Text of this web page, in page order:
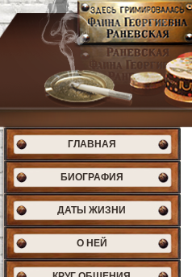
ГЛАВНАЯ
БИОГРАФИЯ
ДАТЫ ЖИЗНИ
О НЕЙ